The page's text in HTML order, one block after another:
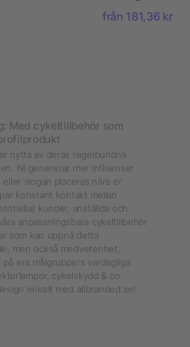
med global
spårning
från 181,36 kr
Med cykeltillbehör som
nytta av deras regelbundna
Ni genererar mer influenser
slogan placeras nära er
konstant kontakt mellan
kunder, anställda och
anpassningsbara cykeltillbehör
som kan uppnå detta
men också medvetenhet,
era målgruppers vardagliga
cykelskydd & co
enkelt med allbranded.se!